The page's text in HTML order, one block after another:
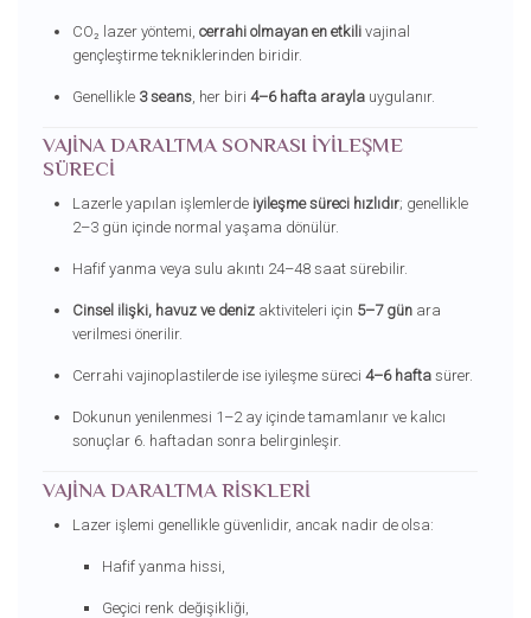
CO₂ lazer yöntemi, cerrahi olmayan en etkilivajinal
gençleştirme tekniklerinden biridir.
Genellikle 3 seans, her biri 4–6 hafta araylauygulanır.
VAJINA DARALTMA SONRASI İYILEŞME
SÜRECI
Lazerle yapılan işlemlerde iyileşme süreci hızlıdır; genellikle
2–3 gün içinde normal yaşama dönülür.
Hafif yanma veya sulu akıntı 24–48 saat sürebilir.
Cinsel ilişki, havuz ve denizaktiviteleri için 5–7 günara
verilmesi önerilir.
Cerrahi vajinoplastilerde ise iyileşme süreci 4–6 haftasürer.
Dokunun yenilenmesi 1–2 ay içinde tamamlanır ve kalıcı
sonuçlar 6. haftadan sonra belirginleşir.
VAJINA DARALTMA RISKLERI
Lazer işlemi genellikle güvenlidir, ancak nadir de olsa:
Hafif yanma hissi,
Geçici renk değişikliği,